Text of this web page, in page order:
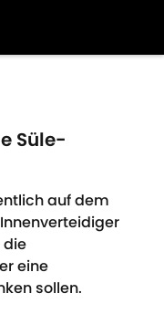
Süle-
auf dem
die
eine
sollen.